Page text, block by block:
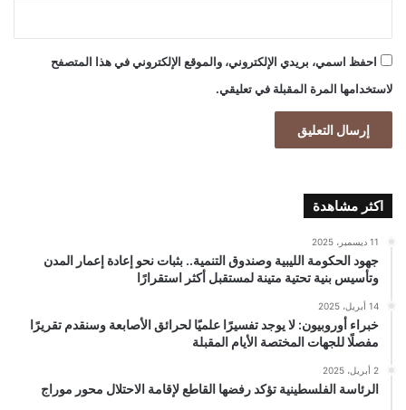
احفظ اسمي، بريدي الإلكتروني، والموقع الإلكتروني في هذا المتصفح
لاستخدامها المرة المقبلة في تعليقي.
اكثر مشاهدة
11 ديسمبر، 2025
جهود الحكومة الليبية وصندوق التنمية.. بثبات نحو إعادة إعمار المدن
وتأسيس بنية تحتية متينة لمستقبل أكثر استقرارًا
14 أبريل، 2025
خبراء أوروبيون: لا يوجد تفسيرًا علميًا لحرائق الأصابعة وسنقدم تقريرًا
مفصلًا للجهات المختصة الأيام المقبلة
2 أبريل، 2025
الرئاسة الفلسطينية تؤكد رفضها القاطع لإقامة الاحتلال محور موراج